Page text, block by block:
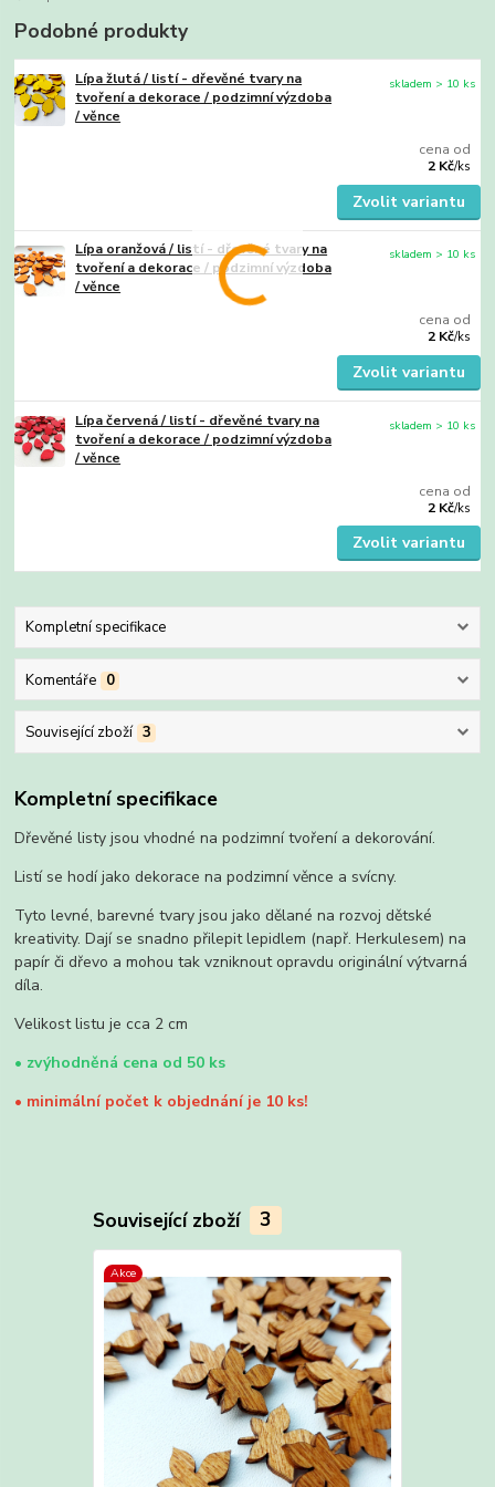
Podobné produkty
Lípa žlutá / listí - dřevěné tvary na
tvoření a dekorace / podzimní výzdoba
/ věnce
cena od
2 Kč/ks
skladem > 10 ks
Zvolit variantu
Lípa oranžová / listí - dřevěné tvary na
tvoření a dekorace / podzimní výzdoba
/ věnce
cena od
2 Kč/ks
skladem > 10 ks
Zvolit variantu
Lípa červená / listí - dřevěné tvary na
tvoření a dekorace / podzimní výzdoba
/ věnce
cena od
2 Kč/ks
skladem > 10 ks
Zvolit variantu
Kompletní specifikace
Komentáře 0
Související zboží 3
Kompletní specifikace
Dřevěné listy jsou vhodné na podzimní tvoření a dekorování.
Listí se hodí jako dekorace na podzimní věnce a svícny.
Tyto levné, barevné tvary jsou jako dělané na rozvoj dětské
kreativity. Dají se snadno přilepit lepidlem (např. Herkulesem) na
papír či dřevo a mohou tak vzniknout opravdu originální výtvarná
díla.
Velikost listu je cca 2 cm
• zvýhodněná cena od 50 ks
• minimální počet k objednání je 10 ks!
Související zboží 3
Akce